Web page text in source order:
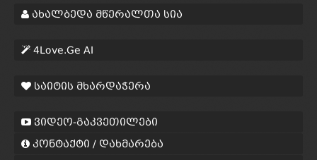
ახალბედა მწერალთა სია
4Love.Ge AI
საიტის მხარდაჭერა
ვიდეო-გაკვეთილები
კონტაქტი / დახმარება